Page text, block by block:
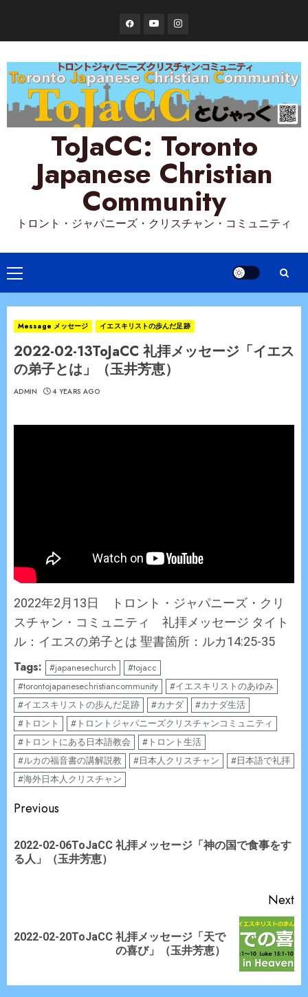
content
FacebookYouTubeInstagram
ToJaCC: Toronto
Japanese Christian
Community
トロント・ジャパニーズ・クリスチャン・コミュニティ
Primary
Menu
Message メッセージ イエスキリストの歩んだ足跡
2022-02-13ToJaCC 礼拝メッセージ「イエス
の弟子とは」（玉井芳恵）
ADMIN 4 YEARS AGO
2022年2月13日 トロント・ジャパニーズ・クリ
スチャン・コミュニティ 礼拝メッセージ タイト
ル：イエスの弟子とは 聖書箇所：ルカ14:25-35
Tags: #japanesechurch
#tojacc
#torontojapanesechristiancommunity
#イエスキリストのあゆみ
#イエスキリストの歩んだ足跡
#カナダ
#カナダ生活
#トロント
#トロントジャパニーズクリスチャンコミュニティ
#トロントにある日本語教会
#トロント生活
#ルカの福音書の講解説教
#日本人クリスチャン
#日本語で礼拝
#海外日本人クリスチャン
Continue
Reading
Previous
2022-02-06ToJaCC 礼拝メッセージ「神の国で食事をす
る人」（玉井芳恵）
Next
Next
2022-02-20ToJaCC 礼拝メッセージ「天で
の喜び」（玉井芳恵）